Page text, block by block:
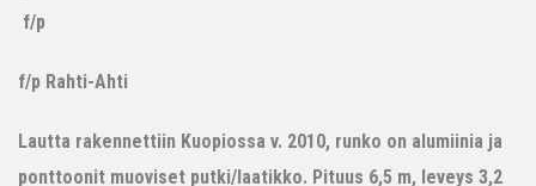
f/p
f/p Rahti-Ahti
Lautta rakennettiin Kuopiossa v. 2010, runko on alumiinia ja
ponttoonit muoviset putki/laatikko. Pituus 6,5 m, leveys 3,2